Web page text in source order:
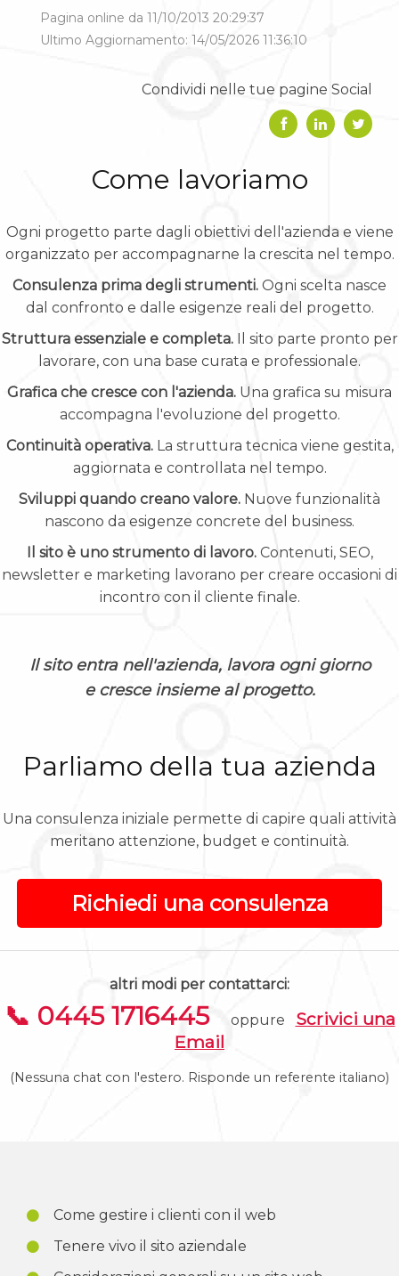
Pagina online da 11/10/2013 20:29:37
Ultimo Aggiornamento: 14/05/2026 11:36:10
Condividi nelle tue pagine Social
Come lavoriamo
Ogni progetto parte dagli obiettivi dell'azienda e viene
organizzato per accompagnarne la crescita nel tempo.
Consulenza prima degli strumenti. Ogni scelta nasce
dal confronto e dalle esigenze reali del progetto.
Struttura essenziale e completa.Il sito parte pronto per
lavorare, con una base curata e professionale.
Grafica che cresce con l'azienda. Una grafica su misura
accompagna l'evoluzione del progetto.
Continuità operativa.La struttura tecnica viene gestita,
aggiornata e controllata nel tempo.
Sviluppi quando creano valore. Nuove funzionalità
nascono da esigenze concrete del business.
Il sito è uno strumento di lavoro.Contenuti, SEO,
newsletter e marketing lavorano per creare occasioni di
incontro con il cliente finale.
Il sito entra nell'azienda, lavora ogni giorno
e cresce insieme al progetto.
Parliamo della tua azienda
Una consulenza iniziale permette di capire quali attività
meritano attenzione, budget e continuità.
Richiedi una consulenza
altri modi per contattarci:
📞 0445 1716445 oppure Scrivici una
Email
(Nessuna chat con l'estero. Risponde un referente italiano)
Come gestire i clienti con il web
Tenere vivo il sito aziendale